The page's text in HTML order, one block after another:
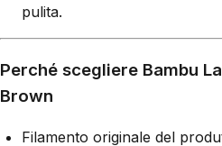
pulita.
Perché scegliere Bambu
Brown
Filamento originale del